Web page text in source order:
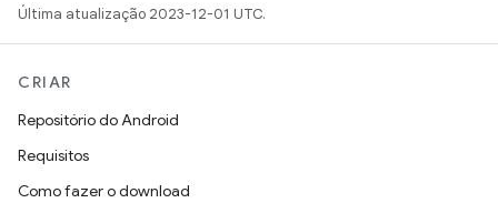
Última atualização 2023-12-01 UTC.
CRIAR
Repositório do Android
Requisitos
Como fazer o download